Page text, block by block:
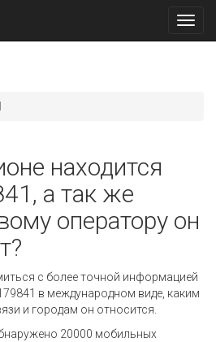
находится
а так же
оператору он
с более точной информацией
в международном виде, каким
и городам он относится.
20000 мобильных